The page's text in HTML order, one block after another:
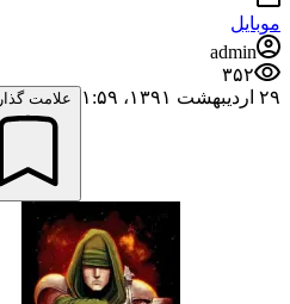
موبایل
admin
۳۵۲
۲۹ اردیبهشت ۱۳۹۱،‏ ۱:۵۹
علامت